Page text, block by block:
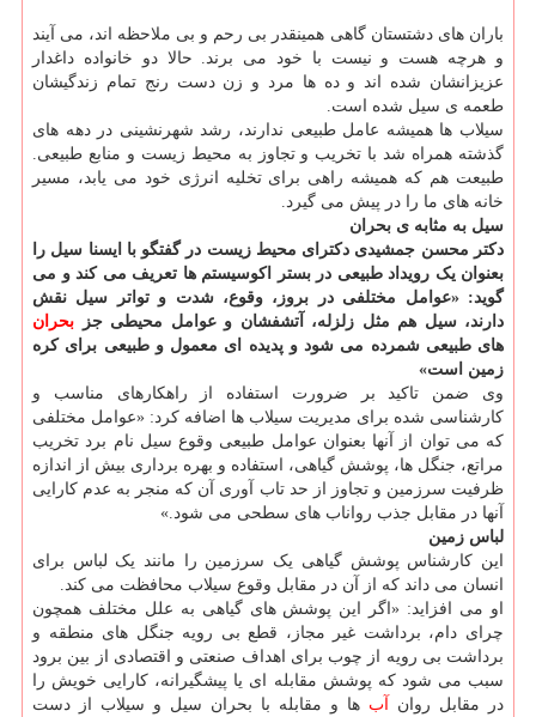
باران های دشتستان گاهی همینقدر بی رحم و بی ملاحظه اند، می آیند
و هرچه هست و نیست با خود می برند. حالا دو خانواده داغدار
عزیزانشان شده اند و ده ها مرد و زن دست رنج تمام زندگیشان
طعمه ی سیل شده است.
سیلاب ها همیشه عامل طبیعی ندارند، رشد شهرنشینی در دهه های
گذشته همراه شد با تخریب و تجاوز به محیط زیست و منابع طبیعی.
طبیعت هم که همیشه راهی برای تخلیه انرژی خود می یابد، مسیر
خانه های ما را در پیش می گیرد.
سیل به مثابه ی بحران
دکتر محسن جمشیدی دکترای محیط زیست در گفتگو با ایسنا سیل را
بعنوان یک رویداد طبیعی در بستر اکوسیستم ها تعریف می کند و می
گوید: «عوامل مختلفی در بروز، وقوع، شدت و تواتر سیل نقش
دارند، سیل هم مثل زلزله، آتشفشان و عوامل محیطی جز بحران
های طبیعی شمرده می شود و پدیده ای معمول و طبیعی برای کره
زمین است»
وی ضمن تاکید بر ضرورت استفاده از راهکارهای مناسب و
کارشناسی شده برای مدیریت سیلاب ها اضافه کرد: «عوامل مختلفی
که می توان از آنها بعنوان عوامل طبیعی وقوع سیل نام برد تخریب
مراتع، جنگل ها، پوشش گیاهی، استفاده و بهره برداری بیش از اندازه
ظرفیت سرزمین و تجاوز از حد تاب آوری آن که منجر به عدم کارایی
آنها در مقابل جذب رواناب های سطحی می شود.»
لباس زمین
این کارشناس پوشش گیاهی یک سرزمین را مانند یک لباس برای
انسان می داند که از آن در مقابل وقوع سیلاب محافظت می کند.
او می افزاید: «اگر این پوشش های گیاهی به علل مختلف همچون
چرای دام، برداشت غیر مجاز، قطع بی رویه جنگل های منطقه و
برداشت بی رویه از چوب برای اهداف صنعتی و اقتصادی از بین برود
سبب می شود که پوشش مقابله ای یا پیشگیرانه، کارایی خویش را
در مقابل روان آب ها و مقابله با بحران سیل و سیلاب از دست